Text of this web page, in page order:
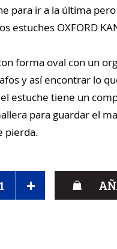
para ir a la última
estuches OXFORD
forma oval con un
y así encontrar lo
estuche tiene un
para guardar el
pierda.
+